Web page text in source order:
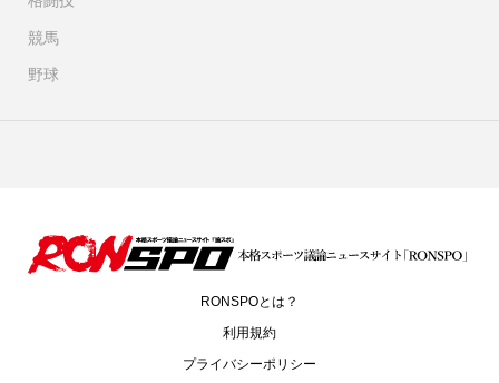
競馬
野球
RONSPOとは？
利用規約
プライバシーポリシー